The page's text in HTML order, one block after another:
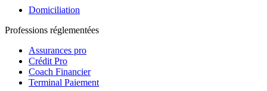
Domiciliation
Professions réglementées
Assurances pro
Crédit Pro
Coach Financier
Terminal Paiement